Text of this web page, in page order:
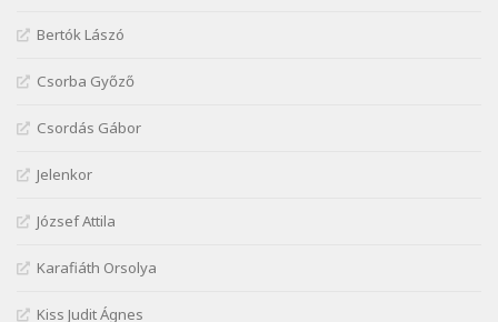
Márai Sándor: Zsoltár
Mária Sándor: Hallgatás
Szélkiáltó
Szélkiáltó
Nagy Bandó András: Bagon át
Szélkiáltó
Nagy Bandó András: Botos tánc
Bertók Lászó
Csorba Győző
Csordás Gábor
Jelenkor
József Attila
Karafiáth Orsolya
Kiss Judit Ágnes